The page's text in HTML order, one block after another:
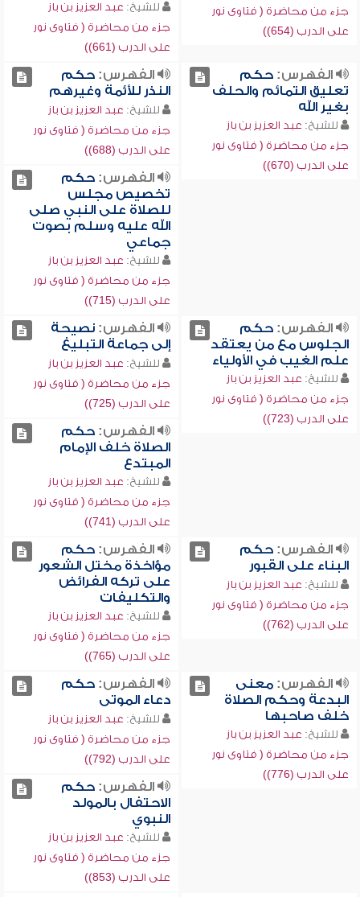
جزء من محاضرة ( فتاوى نور
على الدرب (654))
للشيخ: عبد العزيز بن باز
جزء من محاضرة ( فتاوى نور
على الدرب (661))
الفهرس:حكم
تعليق التمائم والحلف
بغير الله
للشيخ: عبد العزيز بن باز
جزء من محاضرة ( فتاوى نور
على الدرب (670))
الفهرس:حكم
النذر للأئمة وغيرهم
للشيخ: عبد العزيز بن باز
جزء من محاضرة ( فتاوى نور
على الدرب (688))
الفهرس:حكم
تخصيص مجلس
للصلاة على النبي صلى
الله عليه وسلم بصوت
جماعي
للشيخ: عبد العزيز بن باز
جزء من محاضرة ( فتاوى نور
على الدرب (715))
الفهرس:حكم
الجلوس مع من يعتقد
علم الغيب في الأولياء
للشيخ: عبد العزيز بن باز
جزء من محاضرة ( فتاوى نور
على الدرب (723))
الفهرس:نصيحة
إلى جماعة التبليغ
للشيخ: عبد العزيز بن باز
جزء من محاضرة ( فتاوى نور
على الدرب (725))
الفهرس:حكم
الصلاة خلف الإمام
المبتدع
للشيخ: عبد العزيز بن باز
جزء من محاضرة ( فتاوى نور
على الدرب (741))
الفهرس:حكم
البناء على القبور
للشيخ: عبد العزيز بن باز
جزء من محاضرة ( فتاوى نور
على الدرب (762))
الفهرس:حكم
مؤاخذة مختل الشعور
على تركه الفرائض
والتكليفات
للشيخ: عبد العزيز بن باز
جزء من محاضرة ( فتاوى نور
على الدرب (765))
الفهرس:معنى
البدعة وحكم الصلاة
خلف صاحبها
للشيخ: عبد العزيز بن باز
جزء من محاضرة ( فتاوى نور
على الدرب (776))
الفهرس:حكم
دعاء الموتى
للشيخ: عبد العزيز بن باز
جزء من محاضرة ( فتاوى نور
على الدرب (792))
الفهرس:حكم
الاحتفال بالمولد
النبوي
للشيخ: عبد العزيز بن باز
جزء من محاضرة ( فتاوى نور
على الدرب (853))